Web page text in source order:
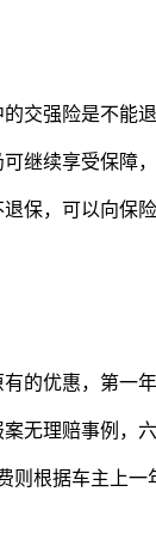
交强险是不能
继续享受保障
保，可以向保
的优惠，第一
无理赔事例，
则根据车主上